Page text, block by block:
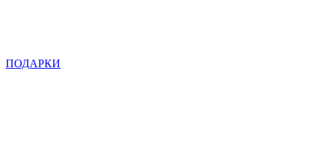
ПОДАРКИ